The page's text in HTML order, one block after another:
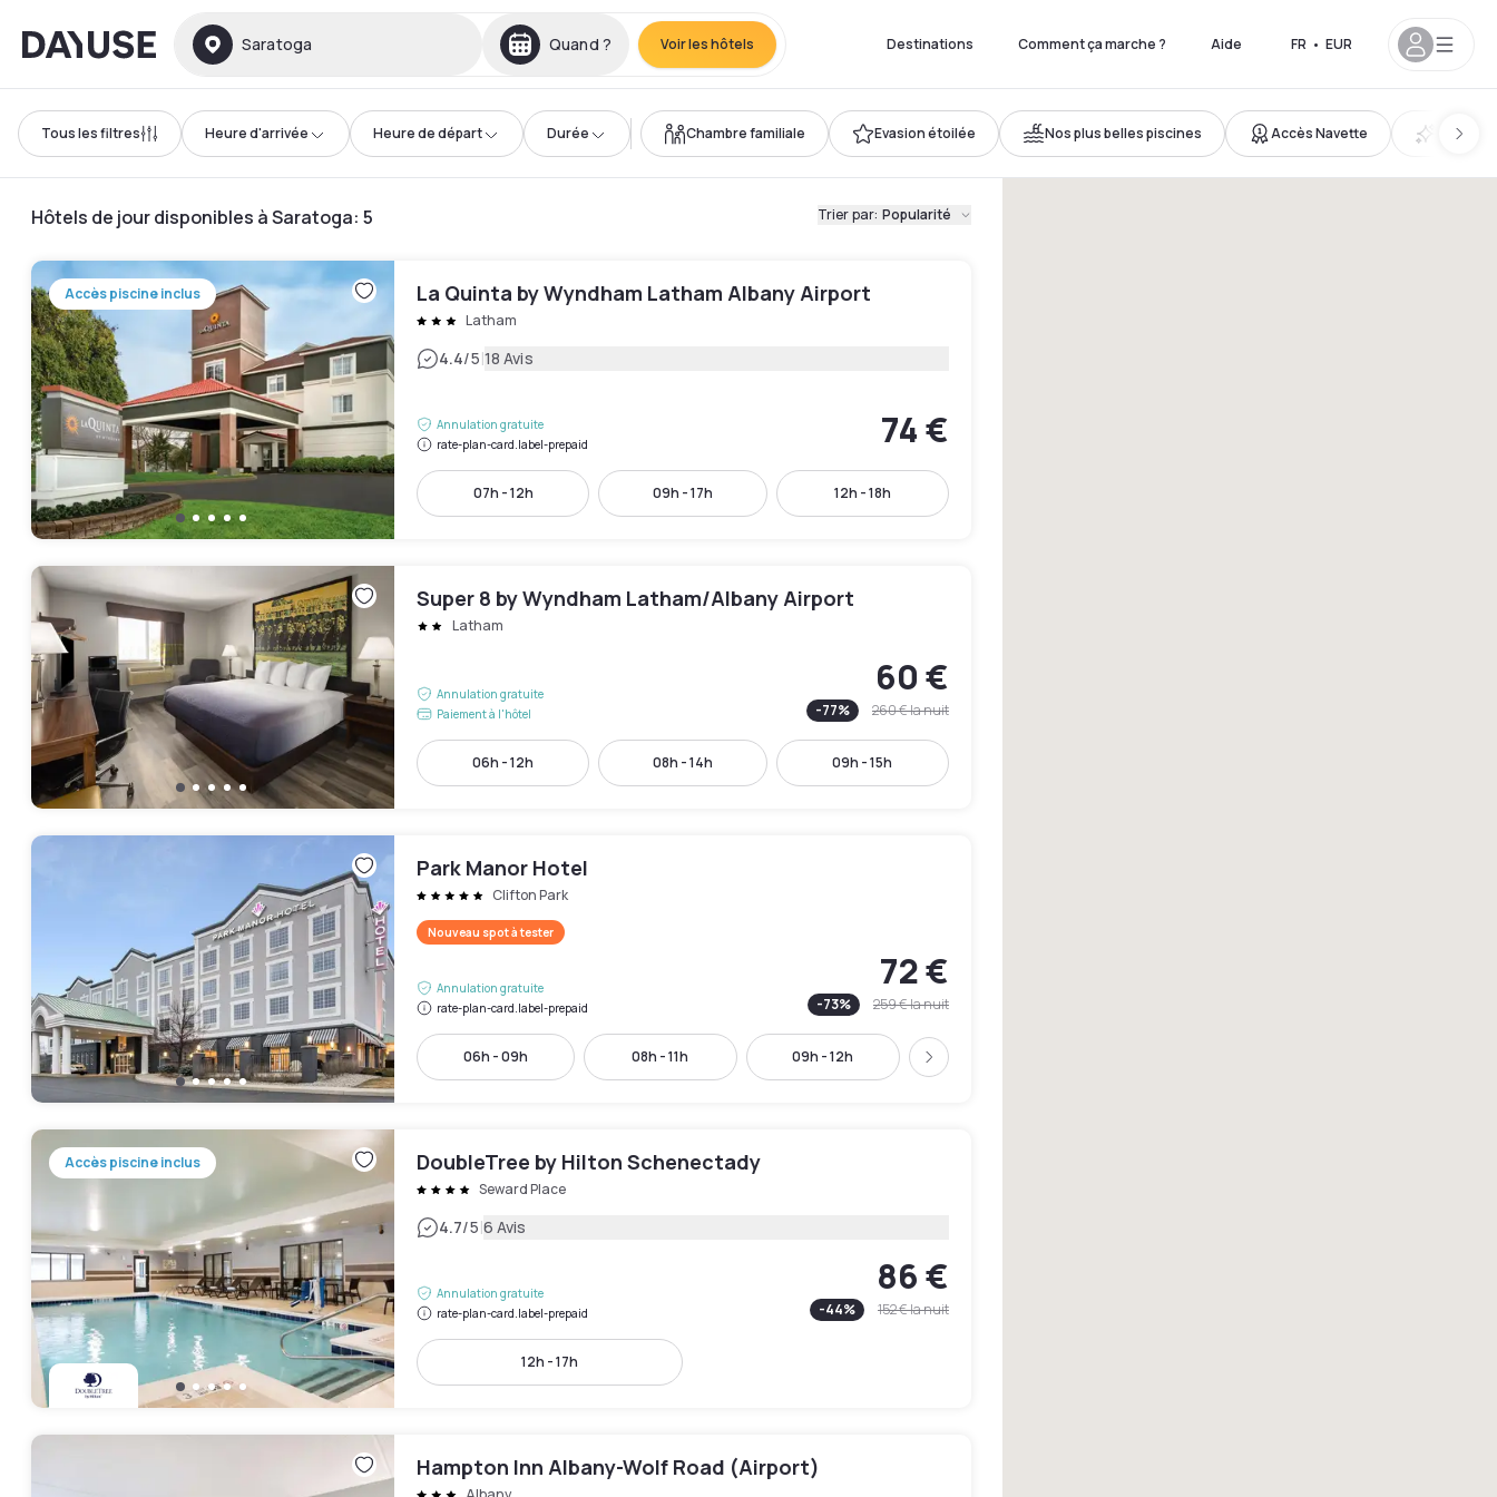
Dayuse Saratoga Quand ? Voir les hôtels Destinations Comment ça marche ? Aide FR • EUR
Tous les filtres Heure d'arrivée Heure de départ Durée Chambre familiale Evasion étoilée Nos plus belles piscines Accès Navette
Hôtels de jour disponibles à Saratoga: 5 Trier par: Popularité
Accès piscine inclus La Quinta by Wyndham Latham Albany Airport
Latham
4.4/5|18 Avis
Annulation gratuite
rate-plan-card.label-prepaid
74 €
07h - 12h 09h - 17h 12h - 18h
Super 8 by Wyndham Latham/Albany Airport
Latham
Annulation gratuite
Paiement à l'hôtel
60 €
-77% 260 €la nuit
06h - 12h 08h - 14h 09h - 15h
Park Manor Hotel
Clifton Park
Nouveau spot à tester
Annulation gratuite
rate-plan-card.label-prepaid
72 €
-73% 259 €la nuit
06h - 09h 08h - 11h 09h - 12h Suivant
Accès piscine inclus DoubleTree by Hilton Schenectady
Seward Place
4.7/5|6 Avis
Annulation gratuite
rate-plan-card.label-prepaid
86 €
-44% 152 €la nuit
12h - 17h
Hampton Inn Albany-Wolf Road (Airport)